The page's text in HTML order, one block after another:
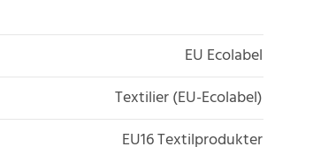
EU Ecolabel
Textilier (EU-Ecolabel)
EU16 Textilprodukter